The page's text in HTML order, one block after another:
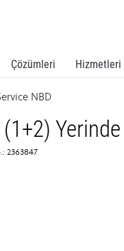
Çözümleri Hizmetleri
NBD
2363847